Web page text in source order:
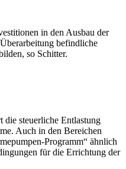
in den Ausbau der
befindliche
so Schitter.
die steuerliche Entlastung
Auch in den Bereichen
Programm“ ähnlich
für die Errichtung der